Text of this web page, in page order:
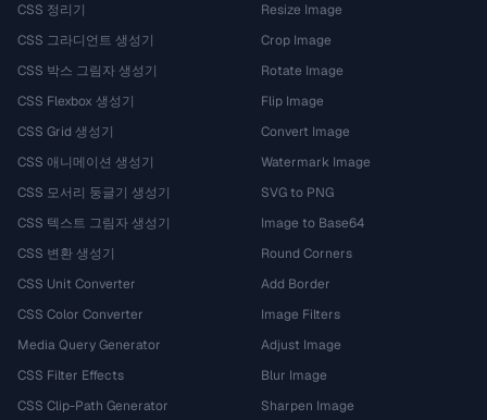
CSS 정리기
CSS 그라디언트 생성기
CSS 박스 그림자 생성기
CSS Flexbox 생성기
CSS Grid 생성기
CSS 애니메이션 생성기
CSS 모서리 둥글기 생성기
CSS 텍스트 그림자 생성기
CSS 변환 생성기
CSS Unit Converter
CSS Color Converter
Media Query Generator
CSS Filter Effects
CSS Clip-Path Generator
Resize Image
Crop Image
Rotate Image
Flip Image
Convert Image
Watermark Image
SVG to PNG
Image to Base64
Round Corners
Add Border
Image Filters
Adjust Image
Blur Image
Sharpen Image